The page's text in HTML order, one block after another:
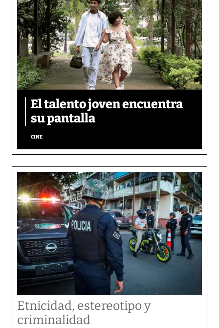
El talento joven encuentra
su pantalla​
CINE
Etnicidad, estereotipo y
criminalidad